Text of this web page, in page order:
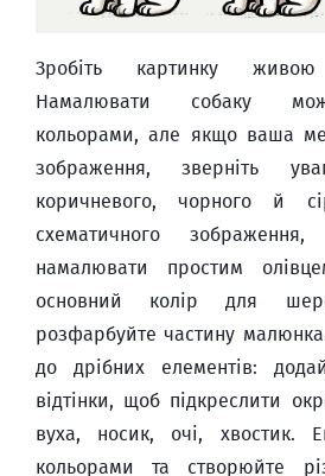
Зробіть картинку
Намалювати собаку
кольорами, але якщо ваша
зображення, зверніть
коричневого, чорного й
схематичного
намалювати простим
основний колір для
розфарбуйте частину
до дрібних елементів:
відтінки, щоб підкреслити
вуха, носик, очі, хвостик.
кольорами та створюйте